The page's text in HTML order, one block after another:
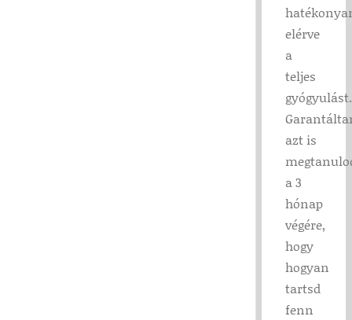
elérve
a
teljes
gyógyulást.
azt is
a 3
hónap
végére,
hogy
hogyan
tartsd
fenn